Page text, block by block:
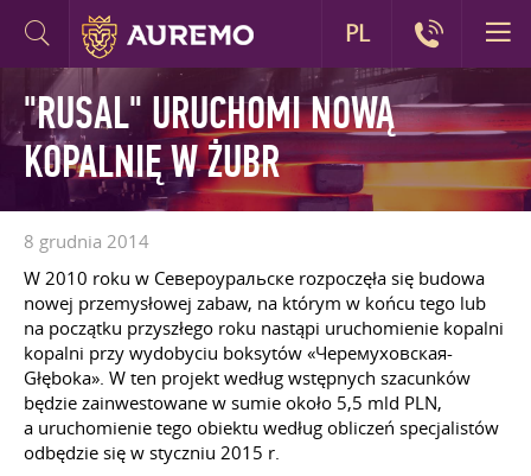
"RUSAL" URUCHOMI NOWĄ
KOPALNIĘ W ŻUBR
8 grudnia 2014
W 2010 roku w Североуральске rozpoczęła się budowa
nowej przemysłowej zabaw, na którym w końcu tego lub
na początku przyszłego roku nastąpi uruchomienie kopalni
kopalni przy wydobyciu boksytów «Черемуховская-
Głęboka». W ten projekt według wstępnych szacunków
będzie zainwestowane w sumie około 5,5 mld PLN,
a uruchomienie tego obiektu według obliczeń specjalistów
odbędzie się w styczniu 2015 r.
PL